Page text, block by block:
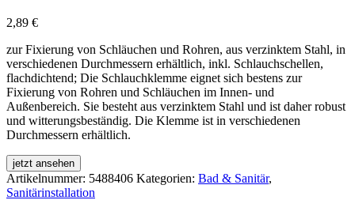
2,89 €
zur Fixierung von Schläuchen und Rohren, aus verzinktem Stahl, in
verschiedenen Durchmessern erhältlich, inkl. Schlauchschellen,
flachdichtend; Die Schlauchklemme eignet sich bestens zur
Fixierung von Rohren und Schläuchen im Innen- und
Außenbereich. Sie besteht aus verzinktem Stahl und ist daher robust
und witterungsbeständig. Die Klemme ist in verschiedenen
Durchmessern erhältlich.
jetzt ansehen
Artikelnummer: 5488406 Kategorien: Bad & Sanitär,
Sanitärinstallation